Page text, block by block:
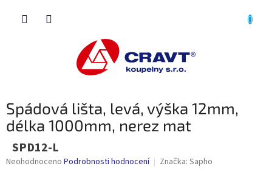
Spádová lišta, levá, výška 12mm,
délka 1000mm, nerez mat
SPD12-L
Průměrné
Neohodnoceno Podrobnosti hodnocení Značka: Sapho